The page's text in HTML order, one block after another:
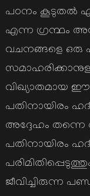
പഠനം കൂടുതല്‍
എന്ന ഗ്രന്ഥം
വചനങ്ങളെ ഒരു
വിഖ്യാതമായ
പതിനായിരം
അദ്ദേഹം തന്നെ
പതിനായിരം
ജീവിച്ചിരുന്ന